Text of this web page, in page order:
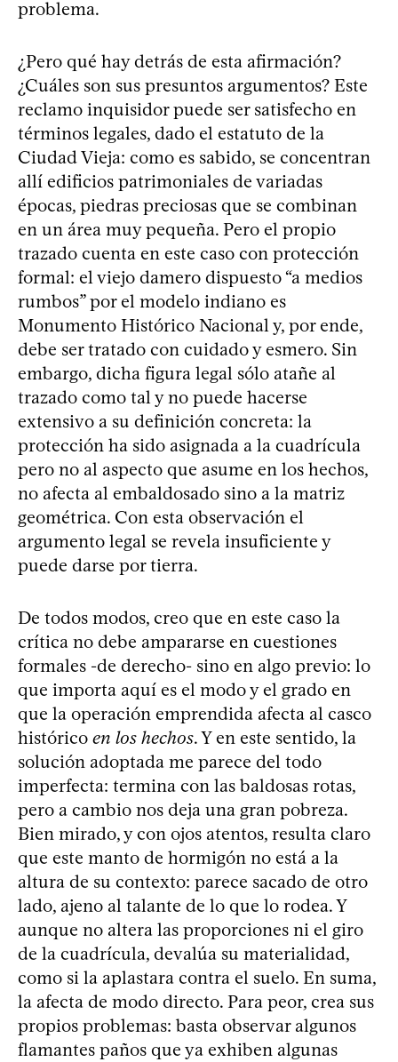
problema.
¿Pero qué hay detrás de esta afirmación?
¿Cuáles son sus presuntos argumentos? Este
reclamo inquisidor puede ser satisfecho en
términos legales, dado el estatuto de la
Ciudad Vieja: como es sabido, se concentran
allí edificios patrimoniales de variadas
épocas, piedras preciosas que se combinan
en un área muy pequeña. Pero el propio
trazado cuenta en este caso con protección
formal: el viejo damero dispuesto “a medios
rumbos” por el modelo indiano es
Monumento Histórico Nacional y, por ende,
debe ser tratado con cuidado y esmero. Sin
embargo, dicha figura legal sólo atañe al
trazado como tal y no puede hacerse
extensivo a su definición concreta: la
protección ha sido asignada a la cuadrícula
pero no al aspecto que asume en los hechos,
no afecta al embaldosado sino a la matriz
geométrica. Con esta observación el
argumento legal se revela insuficiente y
puede darse por tierra.
De todos modos, creo que en este caso la
crítica no debe ampararse en cuestiones
formales -de derecho- sino en algo previo: lo
que importa aquí es el modo y el grado en
que la operación emprendida afecta al casco
histórico en los hechos. Y en este sentido, la
solución adoptada me parece del todo
imperfecta: termina con las baldosas rotas,
pero a cambio nos deja una gran pobreza.
Bien mirado, y con ojos atentos, resulta claro
que este manto de hormigón no está a la
altura de su contexto: parece sacado de otro
lado, ajeno al talante de lo que lo rodea. Y
aunque no altera las proporciones ni el giro
de la cuadrícula, devalúa su materialidad,
como si la aplastara contra el suelo. En suma,
la afecta de modo directo. Para peor, crea sus
propios problemas: basta observar algunos
flamantes paños que ya exhiben algunas